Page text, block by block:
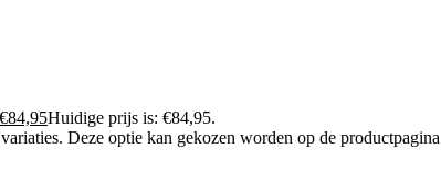
€84,95Huidige prijs is: €84,95.
Deze optie kan gekozen worden op de productpagina